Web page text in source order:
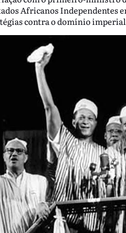
Africanos Independentes
contra o domínio